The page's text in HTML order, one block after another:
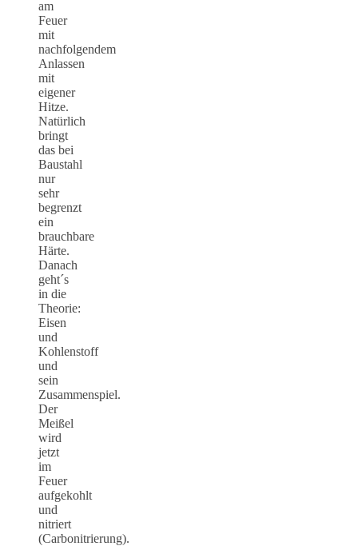
am
Feuer
mit
nachfolgendem
Anlassen
mit
eigener
Hitze.
Natürlich
bringt
das bei
Baustahl
nur
sehr
begrenzt
ein
brauchbare
Härte.
Danach
geht´s
in die
Theorie:
Eisen
und
Kohlenstoff
und
sein
Zusammenspiel.
Der
Meißel
wird
jetzt
im
Feuer
aufgekohlt
und
nitriert
(Carbonitrierung).